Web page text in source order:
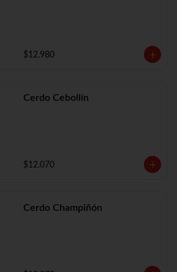
$12.980
Cerdo Cebollín
$12.070
Cerdo Champiñón